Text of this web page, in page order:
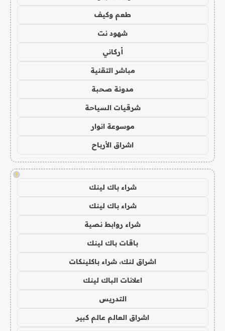
طعم وكيف
شهود نت
أركاني
مباشر التقنية
مدونة صحبة
شرقيات السياحة
موسوعة انوار
اشراق الأرباح
!
شراء باك لينك
شراء باك لينك
شراء روابط نصية
باقات باك لينك
اشراق لنك، شراء باكلينكات
اعلانات الباك لينك
التدريس
اشراق العالم عالم كبير